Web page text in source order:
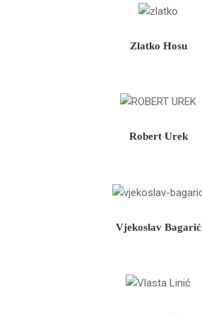
Zlatko Hosu
Robert Urek
Vjekoslav Bagarić